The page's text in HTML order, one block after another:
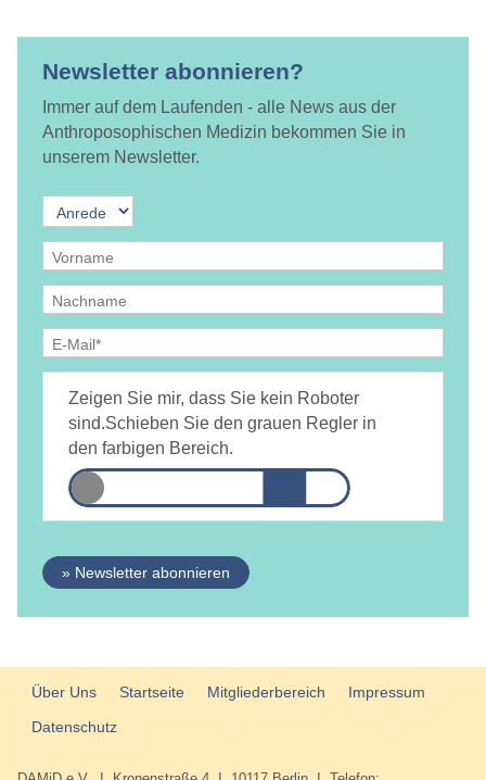
Newsletter abonnieren?
Immer auf dem Laufenden - alle News aus der
Anthroposophischen Medizin bekommen Sie in
unserem Newsletter.
DAMiD mich per E-Mail über Themen und Veranstaltungen
informiert.
Zeigen Sie mir, dass Sie kein Roboter
sind.Schieben Sie den grauen Regler in
den farbigen Bereich.
» Newsletter abonnieren
Über Uns Startseite Mitgliederbereich
Impressum
Datenschutz